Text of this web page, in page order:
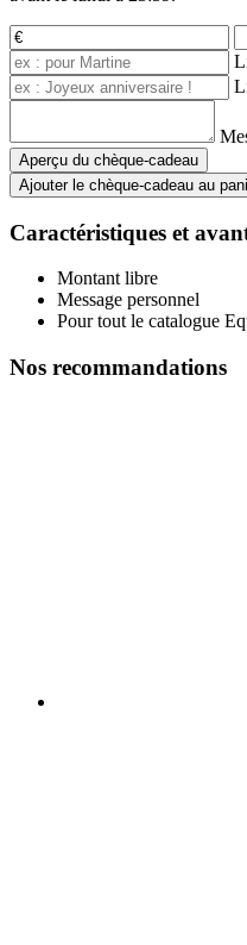
Aperçu du chèque-cadeau
Ajouter le chèque-cadeau au
Caractéristiques et
Montant libre
Message personnel
Pour tout le catalogue
Nos recommandations